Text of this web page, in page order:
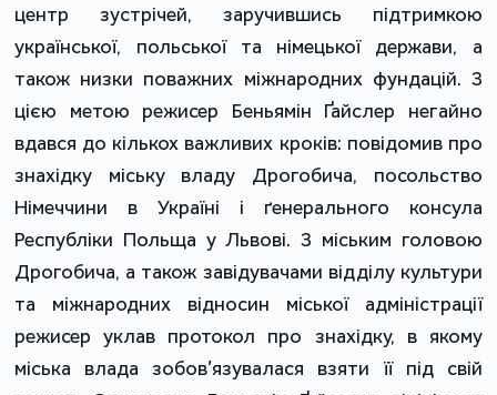
центр зустрічей, заручившись підтримкою
української, польської та німецької держави, а
також низки поважних міжнародних фундацій. З
цією метою режисер Беньямін Ґайслер негайно
вдався до кількох важливих кроків: повідомив про
знахідку міську владу Дрогобича, посольство
Німеччини в Україні і ґенерального консула
Республіки Польща у Львові. З міським головою
Дрогобича, а також завідувачами відділу культури
та міжнародних відносин міської адміністрації
режисер уклав протокол про знахідку, в якому
міська влада зобов’язувалася взяти її під свій